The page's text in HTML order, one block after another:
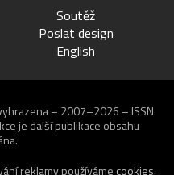
Soutěž
Poslat design
English
– 2007–2026 – ISSN
je další publikace obsahu
reklamy používáme cookies.